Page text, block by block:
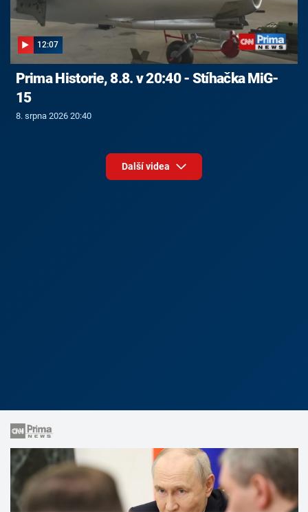
12:07
Prima Historie, 8.8. v 20:40 - Stíhačka MiG-
15
8. srpna 2026 20:40
Další videa